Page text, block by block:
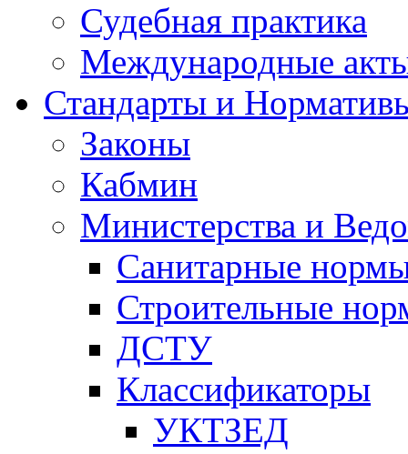
Судебная практика
Международные
Стандарты и
Законы
Кабмин
Министерства и
Санитарные
Строительные
ДСТУ
Классификаторы
УКТЗЕД